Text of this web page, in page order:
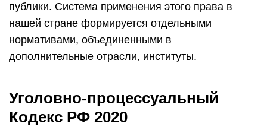
публики. Система применения этого права в
нашей стране формируется отдельными
нормативами, объединенными в
дополнительные отрасли, институты.
Уголовно-процессуальный
Кодекс РФ 2020